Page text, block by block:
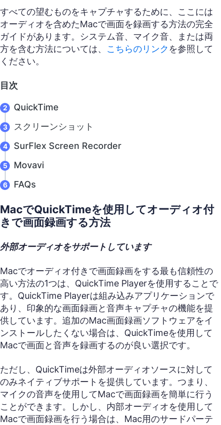
すべての望むものをキャプチャするために、ここには
オーディオを含めたMacで画面を録画する方法の完全
ガイドがあります。システム音、マイク音、または両
方を含む方法については、 こちらのリンク を参照して
ください。
目次
QuickTime
スクリーンショット
SurFlex Screen Recorder
Movavi
FAQs
MacでQuickTimeを使用してオーディオ付
きで画面録画する方法
外部オーディオをサポートしています
Macでオーディオ付きで画面録画をする最も信頼性の
高い方法の1つは、QuickTime Playerを使用することで
す。QuickTime Playerは組み込みアプリケーションで
あり、印象的な画面録画と音声キャプチャの機能を提
供しています。追加のMac画面録画ソフトウェアをイ
ンストールしたくない場合は、QuickTimeを使用して
Macで画面と音声を録画するのが良い選択です。
ただし、QuickTimeは外部オーディオソースに対して
のみネイティブサポートを提供しています。つまり、
マイクの音声を使用してMacで画面録画を簡単に行う
ことができます。しかし、内部オーディオを使用して
Macで画面録画を行う場合は、Mac用のサードパーテ